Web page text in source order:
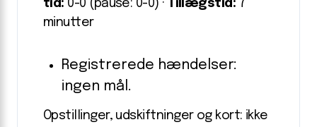
tid: 0-0 (pause: 0-0) · Tillægstid: 7
minutter
Registrerede hændelser:
ingen mål.
Opstillinger, udskiftninger og kort: ikke